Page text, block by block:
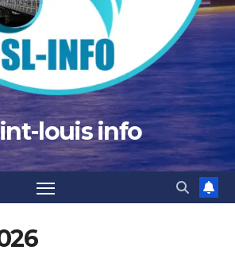
louis info